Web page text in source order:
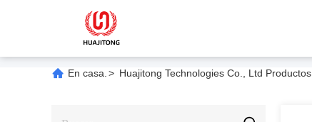
En casa. > Huajitong Technologies Co., Ltd Productos